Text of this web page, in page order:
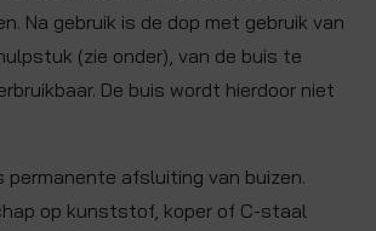
Na gebruik is de dop met gebruik van
(zie onder), van de buis te
De buis wordt hierdoor niet
permanente afsluiting van buizen.
op kunststof, koper of C-staal